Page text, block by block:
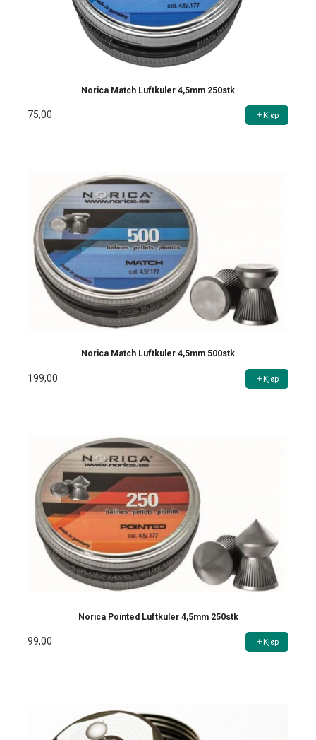
Norica Match Luftkuler 4,5mm 250stk
75,00 Kjøp
Norica Match Luftkuler 4,5mm 500stk
199,00 Kjøp
Norica Pointed Luftkuler 4,5mm 250stk
99,00 Kjøp